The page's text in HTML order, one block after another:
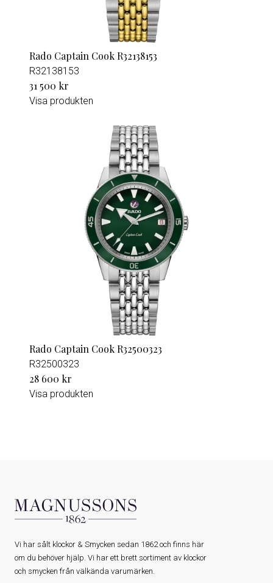
Rado Captain Cook R32138153
R32138153
31 500 kr
Visa produkten
Rado Captain Cook R32500323
R32500323
28 600 kr
Visa produkten
Vi har sålt klockor & Smycken sedan 1862 och finns här
om du behöver hjälp. Vi har ett brett sortiment av klockor
och smycken från välkända varumärken.